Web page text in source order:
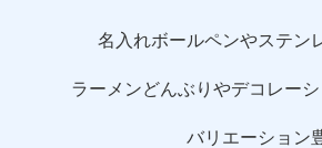
名入れボールペンやステン
ラーメンどんぶりやデコレー
バリエーション